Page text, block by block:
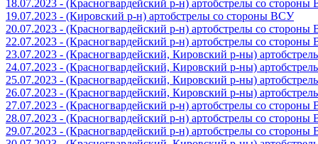
18.07.2023 - (Красногвардейский р-н) артобстрелы со
19.07.2023 - (Кировский р-н) артобстрелы со стороны ВСУ
20.07.2023 - (Красногвардейский р-н) артобстрелы со
22.07.2023 - (Красногвардейский р-н) артобстрелы со
23.07.2023 - (Красногвардейский, Кировский р-ны)
24.07.2023 - (Красногвардейский, Кировский р-ны)
25.07.2023 - (Красногвардейский, Кировский р-ны)
26.07.2023 - (Красногвардейский, Кировский р-ны)
27.07.2023 - (Красногвардейский р-н) артобстрелы со
28.07.2023 - (Красногвардейский р-н) артобстрелы со
29.07.2023 - (Красногвардейский р-н) артобстрелы со